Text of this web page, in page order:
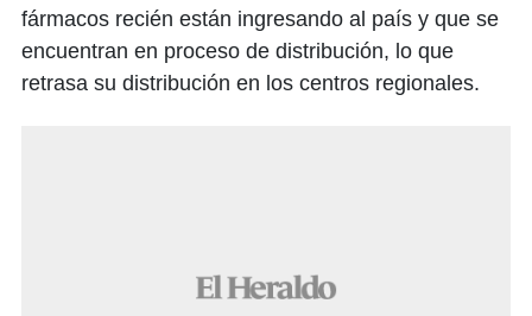
fármacos recién están ingresando al país y que se
encuentran en proceso de distribución, lo que
retrasa su distribución en los centros regionales.